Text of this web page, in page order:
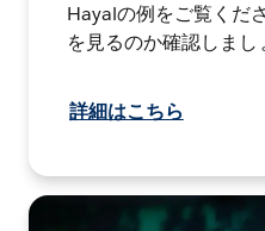
Hayalの例をご覧くだ
を見るのか確認しまし
詳細はこちら